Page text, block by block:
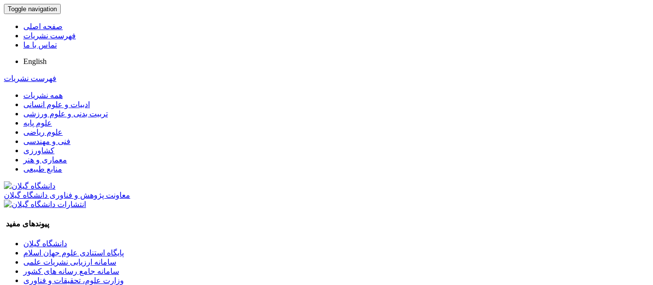
Toggle navigation
صفحه اصلی
فهرست نشریات
تماس با ما
English
فهرست نشریات
همه نشریات
ادبیات و علوم انسانی
تربیت بدنی و علوم ورزشی
علوم پایه
علوم ریاضی
فنی و مهندسی
کشاورزی
معماری و هنر
منابع طبیعی
معاونت پژوهش و فناوری دانشگاه گیلان
پیوندهای مفید
دانشگاه گیلان
پایگاه استنادی علوم جهان اسلام
سامانه ارزیابی نشریات علمی
سامانه جامع رسانه های کشور
وزارت علوم، تحقیقات و فناوری